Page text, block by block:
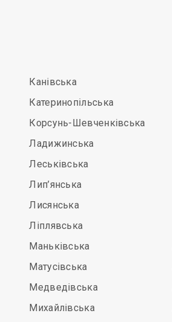
Канівська
Катеринопільська
Корсунь-Шевченківська
Ладижинська
Леськівська
Лип’янська
Лисянська
Ліплявська
Маньківська
Матусівська
Медведівська
Михайлівська